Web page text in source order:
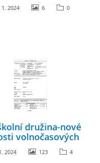
1. 2024 6 0
družina-nové
volnočasových
Nové třídy-nové
efektivního
2024 123 4